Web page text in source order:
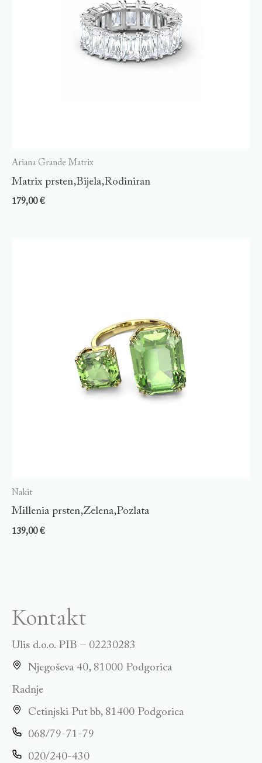
Ariana Grande Matrix
Matrix prsten,Bijela,Rodiniran
179,00€
Nakit
Millenia prsten,Zelena,Pozlata
139,00€
Kontakt
Ulis d.o.o. PIB – 02230283
Njegoševa 40, 81000 Podgorica
Radnje
Cetinjski Put bb, 81400 Podgorica
068/79-71-79
020/240-430